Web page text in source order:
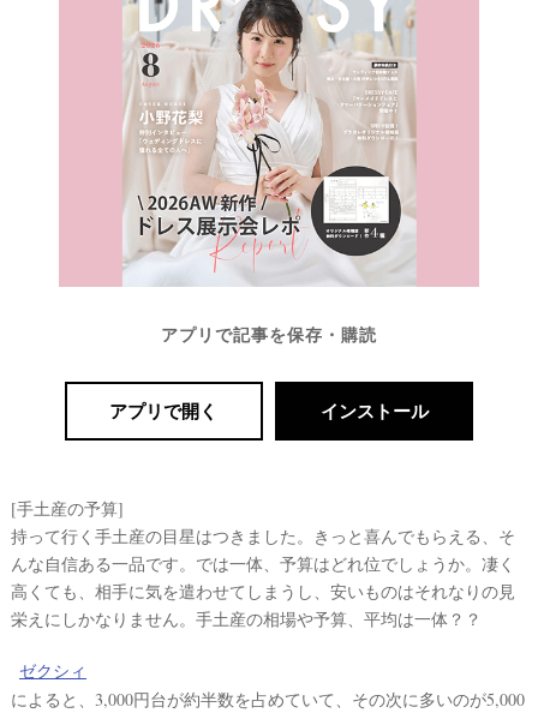
アプリで記事を保存・購読
アプリで開く インストール
[手土産の予算]
持って行く手土産の目星はつきました。きっと喜んでもらえる、そ
んな自信ある一品です。では一体、予算はどれ位でしょうか。凄く
高くても、相手に気を遣わせてしまうし、安いものはそれなりの見
栄えにしかなりません。手土産の相場や予算、平均は一体？？
ゼクシィ
によると、3,000円台が約半数を占めていて、その次に多いのが5,000